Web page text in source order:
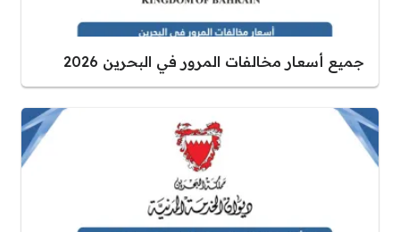
جميع أسعار مخالفات المرور في البحرين 2026